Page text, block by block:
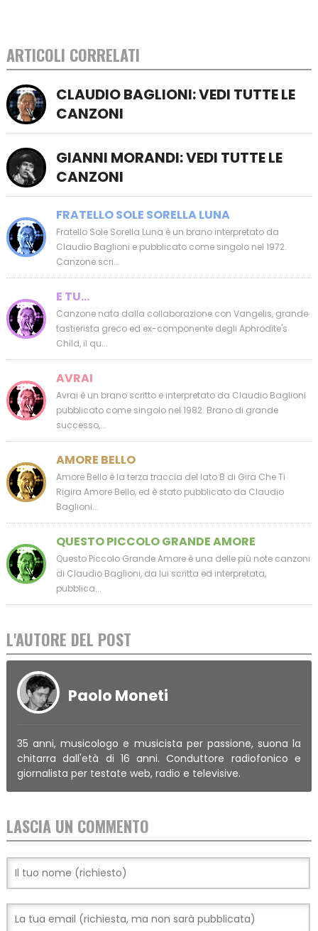
ARTICOLI CORRELATI
CLAUDIO BAGLIONI: VEDI TUTTE LE
CANZONI
GIANNI MORANDI: VEDI TUTTE LE
CANZONI
FRATELLO SOLE SORELLA LUNA
Fratello Sole Sorella Luna è un brano interpretato da
Claudio Baglioni e pubblicato come singolo nel 1972.
Canzone scri...
E TU…
Canzone nata dalla collaborazione con Vangelis, grande
tastierista greco ed ex-componente degli Aphrodite's
Child, il qu...
AVRAI
Avrai è un brano scritto e interpretato da Claudio Baglioni
pubblicato come singolo nel 1982. Brano di grande
successo,...
AMORE BELLO
Amore Bello è la terza traccia del lato B di Gira Che Ti
Rigira Amore Bello, ed è stato pubblicato da Claudio
Baglioni...
QUESTO PICCOLO GRANDE AMORE
Questo Piccolo Grande Amore è una delle più note canzoni
di Claudio Baglioni, da lui scritta ed interpretata,
pubblica...
L'AUTORE DEL POST
Paolo Moneti
35 anni, musicologo e musicista per passione, suona la
chitarra dall'età di 16 anni. Conduttore radiofonico e
giornalista per testate web, radio e televisive.
LASCIA UN COMMENTO